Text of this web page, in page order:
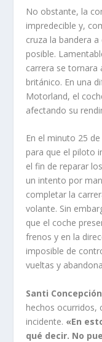
No obstante, la
impredecible y,
cruza la bandera
posible.
carrera se tornara
británico. En una
Motorland, el
afectando su
En el minuto 25
para que el piloto
el fin de reparar
un intento por
completar la
volante. Sin
que el coche
frenos y en la
imposible de
vueltas y
Santi
hechos ocurridos,
incidente. «En
qué decir. No